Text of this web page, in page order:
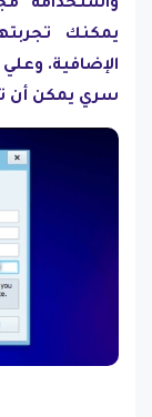
واستخدامه
يمكنك
الإضافية.
سري يمكن أن